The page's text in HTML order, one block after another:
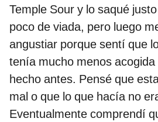
Temple Sour y lo saqué
poco de viada, pero luego
angustiar porque sentí que
tenía mucho menos
hecho antes. Pensé que
mal o que lo que hacía no
Eventualmente comprendí